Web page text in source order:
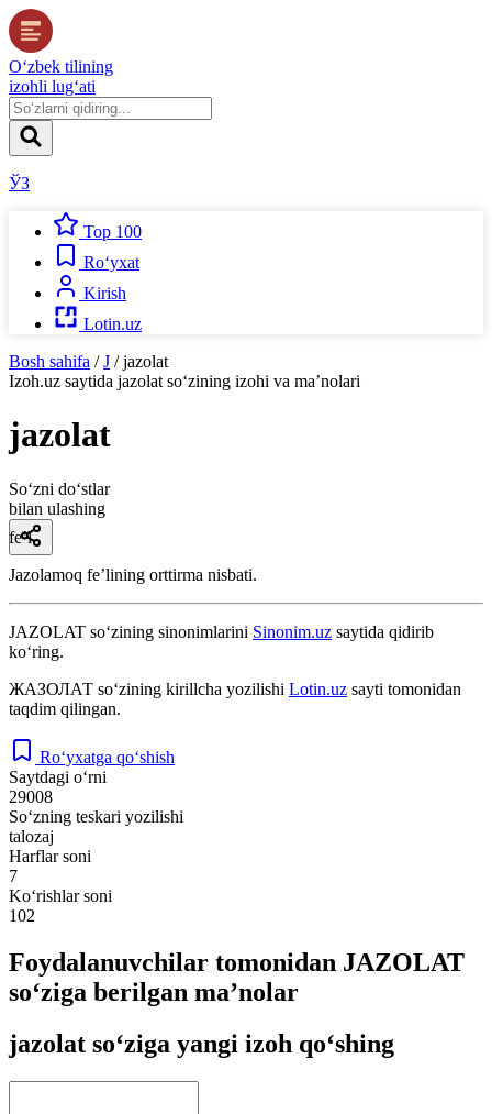
O‘zbek tilining
izohli lug‘ati
ЎЗ
Top 100
Ro‘yxat
Kirish
Lotin.uz
Bosh sahifa / J / jazolat
Izoh.uz saytida jazolat so‘zining izohi va ma’nolari
jazolat
So‘zni do‘stlar
bilan ulashing
fe’l
Jazolamoq feʼlining orttirma nisbati.
JAZOLAT so‘zining sinonimlarini Sinonim.uz saytida qidirib
ko‘ring.
ЖАЗОЛАТ so‘zining kirillcha yozilishi Lotin.uz sayti tomonidan
taqdim qilingan.
Ro‘yxatga qo‘shish
Saytdagi o‘rni
29008
So‘zning teskari yozilishi
talozaj
Harflar soni
7
Ko‘rishlar soni
102
Foydalanuvchilar tomonidan JAZOLAT
so‘ziga berilgan ma’nolar
jazolat so‘ziga yangi izoh qo‘shing